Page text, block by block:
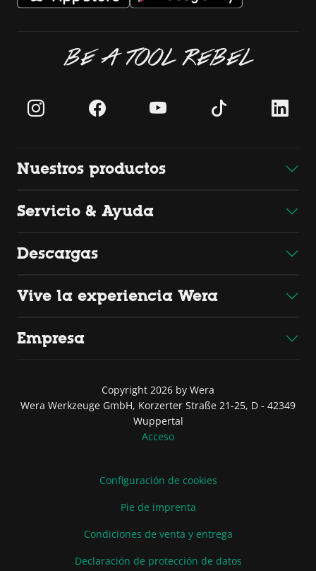
BE A TOOL REBEL
Nuestros productos
Servicio & Ayuda
Descargas
Vive la experiencia Wera
Empresa
Copyright 2026 by Wera
Wera Werkzeuge GmbH, Korzerter Straße 21-25, D - 42349
Wuppertal
Acceso
Configuración de cookies
Pie de imprenta
Condiciones de venta y entrega
Declaración de protección de datos